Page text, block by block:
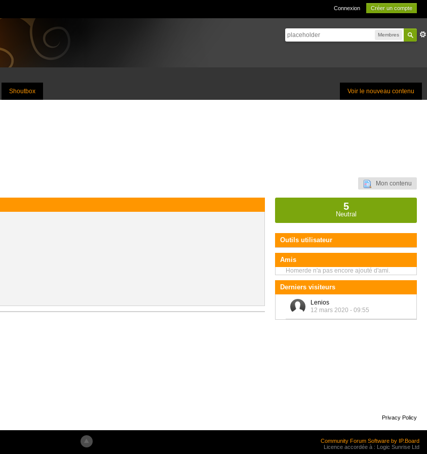
Connexion Créer un compte
Membres
Voir le nouveau contenu
Shoutbox
Mon contenu
5
Neutral
Outils utilisateur
Amis
Homerde n'a pas encore ajouté d'ami.
Derniers visiteurs
Lenios
12 mars 2020 - 09:55
Privacy Policy
Community Forum Software by IP.Board
Licence accordée à : Logic Sunrise Ltd